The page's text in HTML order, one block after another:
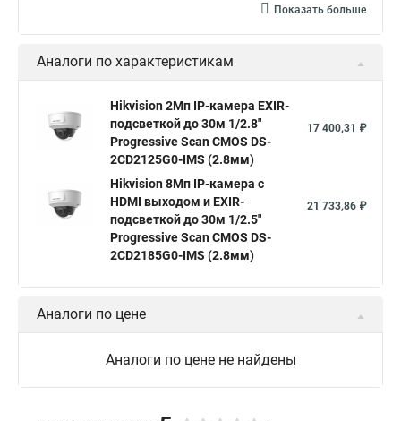
Камера Hikvision ds 2ce16d8t
Видеокамера hikvision hiwatch
Камера Hikvision ds 2cd2442fwd
Уличная камера Hikvision ip camera
Hikvision поворотная камера Hikvision купольная
Нikvision микрофон Hikvision поворотная
Hikvision порты
Показать больше
Аналоги по характеристикам
Hikvision 2Мп IP-камера EXIR-
подсветкой до 30м 1/2.8"
Progressive Scan CMOS DS-
2CD2125G0-IMS (2.8мм)
17 400,31 ₽
Hikvision 8Мп IP-камера с
HDMI выходом и EXIR-
подсветкой до 30м 1/2.5"
Progressive Scan CMOS DS-
2CD2185G0-IMS (2.8мм)
21 733,86 ₽
Аналоги по цене
Аналоги по цене не найдены